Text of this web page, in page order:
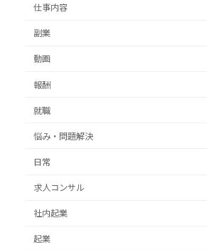
仕事内容
副業
動画
報酬
就職
悩み・問題解決
日常
求人コンサル
社内起業
起業